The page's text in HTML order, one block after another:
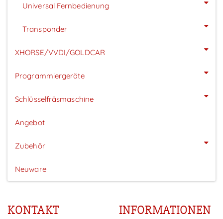
Universal Fernbedienung
Transponder
XHORSE/VVDI/GOLDCAR
Programmiergeräte
Schlüsselfräsmaschine
Angebot
Zubehör
Neuware
KONTAKT INFORMATIONEN